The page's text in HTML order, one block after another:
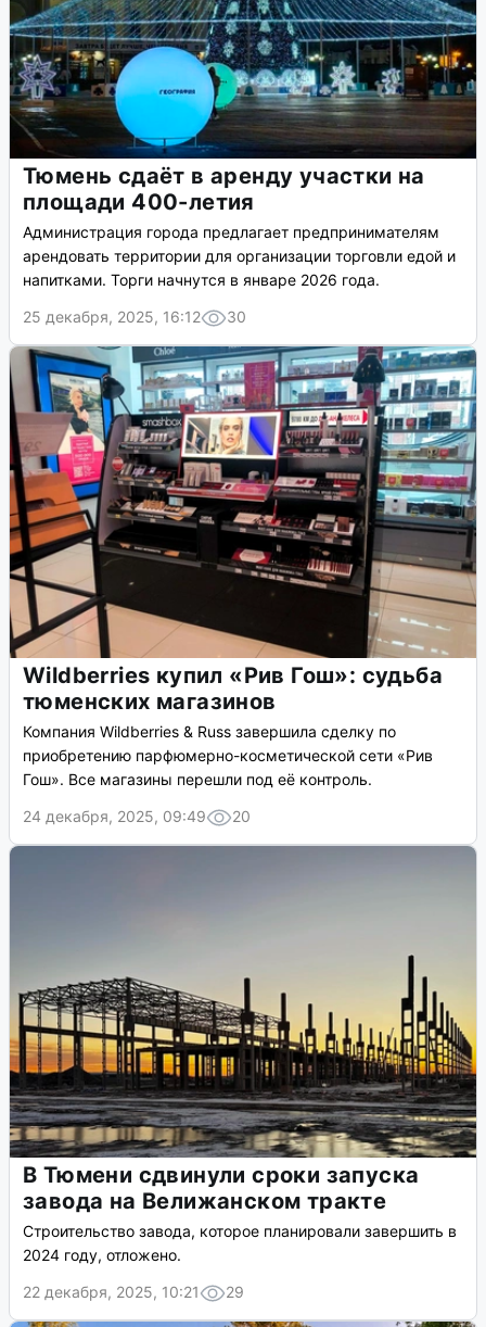
Тюмень сдаёт в аренду участки на
площади 400-летия
Администрация города предлагает предпринимателям
арендовать территории для организации торговли едой и
напитками. Торги начнутся в январе 2026 года.
25 декабря, 2025, 16:12
30
Wildberries купил «Рив Гош»: судьба
тюменских магазинов
Компания Wildberries & Russ завершила сделку по
приобретению парфюмерно-косметической сети «Рив
Гош». Все магазины перешли под её контроль.
24 декабря, 2025, 09:49
20
В Тюмени сдвинули сроки запуска
завода на Велижанском тракте
Строительство завода, которое планировали завершить в
2024 году, отложено.
22 декабря, 2025, 10:21
29